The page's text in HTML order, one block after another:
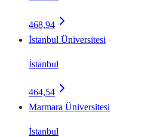
468,94
İstanbul Üniversitesi
İstanbul
464,54
Marmara Üniversitesi
İstanbul